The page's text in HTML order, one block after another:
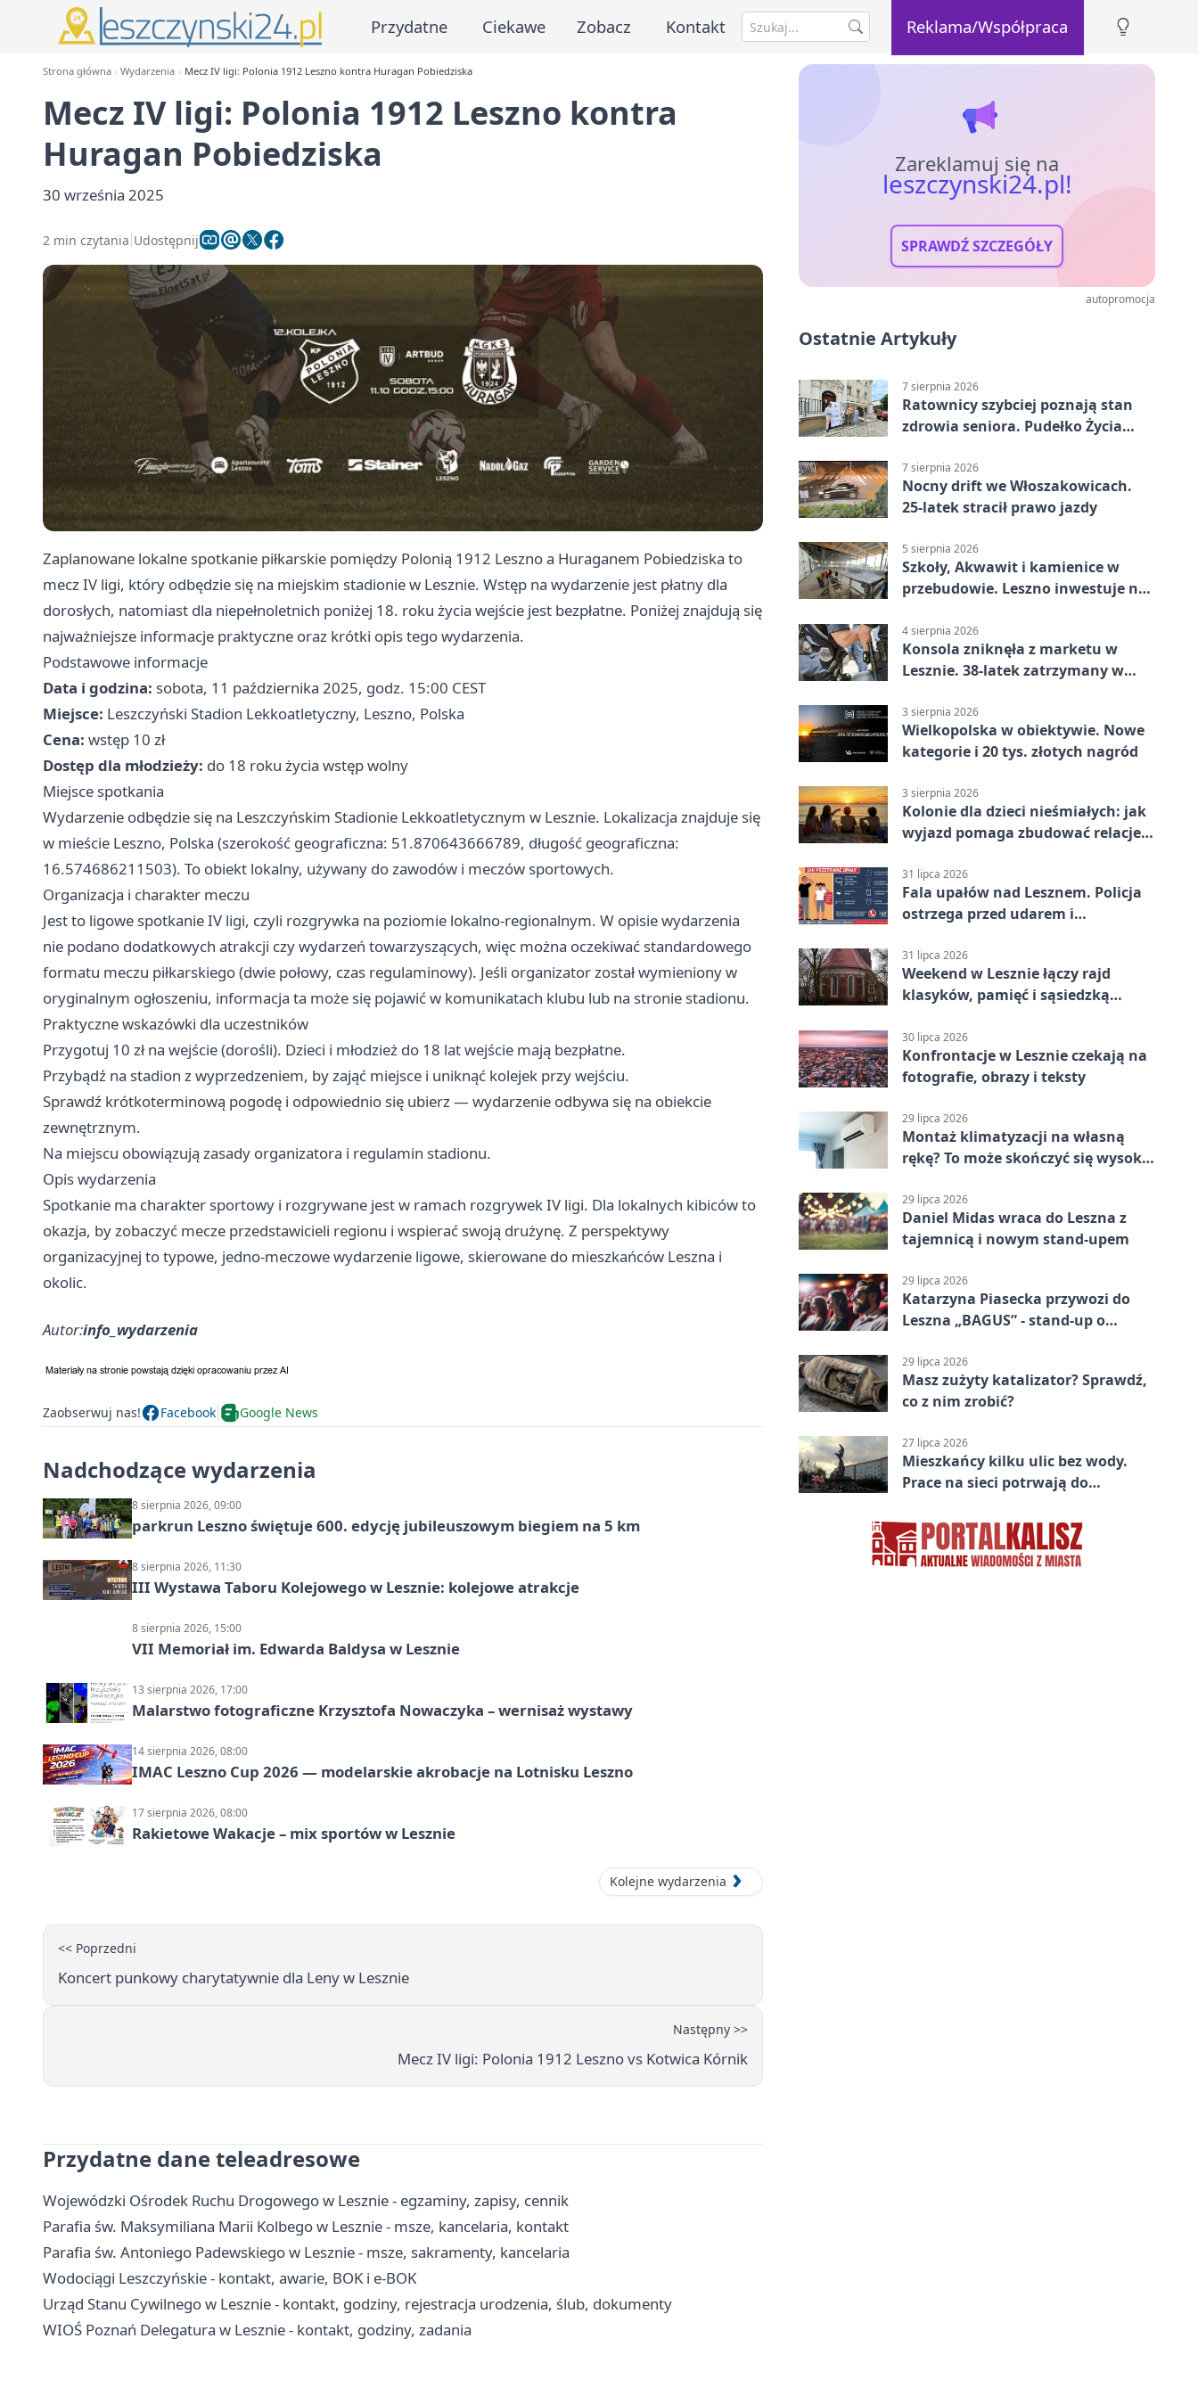
Przydatne Ciekawe Zobacz Kontakt Reklama/Współpraca
Strona główna Wydarzenia Mecz IV ligi: Polonia 1912 Leszno kontra Huragan Pobiedziska
Mecz IV ligi: Polonia 1912 Leszno kontra
Huragan Pobiedziska
30 września 2025
2 min czytania Udostępnij
Zaplanowane lokalne spotkanie piłkarskie pomiędzy Polonią 1912 Leszno a Huraganem Pobiedziska to
mecz IV ligi, który odbędzie się na miejskim stadionie w Lesznie. Wstęp na wydarzenie jest płatny dla
dorosłych, natomiast dla niepełnoletnich poniżej 18. roku życia wejście jest bezpłatne. Poniżej znajdują się
najważniejsze informacje praktyczne oraz krótki opis tego wydarzenia.
Podstawowe informacje
Data i godzina: sobota, 11 października 2025, godz. 15:00 CEST
Miejsce: Leszczyński Stadion Lekkoatletyczny, Leszno, Polska
Cena: wstęp 10 zł
Dostęp dla młodzieży: do 18 roku życia wstęp wolny
Miejsce spotkania
Wydarzenie odbędzie się na Leszczyńskim Stadionie Lekkoatletycznym w Lesznie. Lokalizacja znajduje się
w mieście Leszno, Polska (szerokość geograficzna: 51.870643666789, długość geograficzna:
16.574686211503). To obiekt lokalny, używany do zawodów i meczów sportowych.
Organizacja i charakter meczu
Jest to ligowe spotkanie IV ligi, czyli rozgrywka na poziomie lokalno‑regionalnym. W opisie wydarzenia
nie podano dodatkowych atrakcji czy wydarzeń towarzyszących, więc można oczekiwać standardowego
formatu meczu piłkarskiego (dwie połowy, czas regulaminowy). Jeśli organizator został wymieniony w
oryginalnym ogłoszeniu, informacja ta może się pojawić w komunikatach klubu lub na stronie stadionu.
Praktyczne wskazówki dla uczestników
Przygotuj 10 zł na wejście (dorośli). Dzieci i młodzież do 18 lat wejście mają bezpłatne.
Przybądź na stadion z wyprzedzeniem, by zająć miejsce i uniknąć kolejek przy wejściu.
Sprawdź krótkoterminową pogodę i odpowiednio się ubierz — wydarzenie odbywa się na obiekcie
zewnętrznym.
Na miejscu obowiązują zasady organizatora i regulamin stadionu.
Opis wydarzenia
Spotkanie ma charakter sportowy i rozgrywane jest w ramach rozgrywek IV ligi. Dla lokalnych kibiców to
okazja, by zobaczyć mecze przedstawicieli regionu i wspierać swoją drużynę. Z perspektywy
organizacyjnej to typowe, jedno‑meczowe wydarzenie ligowe, skierowane do mieszkańców Leszna i
okolic.
Autor:info_wydarzenia
Zaobserwuj nas! Facebook Google News
Nadchodzące wydarzenia
8 sierpnia 2026, 09:00
parkrun Leszno świętuje 600. edycję jubileuszowym biegiem na 5 km
8 sierpnia 2026, 11:30
III Wystawa Taboru Kolejowego w Lesznie: kolejowe atrakcje
8 sierpnia 2026, 15:00
VII Memoriał im. Edwarda Baldysa w Lesznie
13 sierpnia 2026, 17:00
Malarstwo fotograficzne Krzysztofa Nowaczyka – wernisaż wystawy
14 sierpnia 2026, 08:00
IMAC Leszno Cup 2026 — modelarskie akrobacje na Lotnisku Leszno
17 sierpnia 2026, 08:00
Rakietowe Wakacje – mix sportów w Lesznie
Kolejne wydarzenia
<< Poprzedni
Koncert punkowy charytatywnie dla Leny w Lesznie
Następny >>
Mecz IV ligi: Polonia 1912 Leszno vs Kotwica Kórnik
Przydatne dane teleadresowe
Wojewódzki Ośrodek Ruchu Drogowego w Lesznie - egzaminy, zapisy, cennik
Parafia św. Maksymiliana Marii Kolbego w Lesznie - msze, kancelaria, kontakt
Parafia św. Antoniego Padewskiego w Lesznie - msze, sakramenty, kancelaria
Wodociągi Leszczyńskie - kontakt, awarie, BOK i e-BOK
Urząd Stanu Cywilnego w Lesznie - kontakt, godziny, rejestracja urodzenia, ślub, dokumenty
WIOŚ Poznań Delegatura w Lesznie - kontakt, godziny, zadania
Zareklamuj się na
leszczynski24.pl!
SPRAWDŹ SZCZEGÓŁY
autopromocja
Ostatnie Artykuły
7 sierpnia 2026
Ratownicy szybciej poznają stan
zdrowia seniora. Pudełko Życia
7 sierpnia 2026
Nocny drift we Włoszakowicach.
25-latek stracił prawo jazdy
5 sierpnia 2026
Szkoły, Akwawit i kamienice w
przebudowie. Leszno inwestuje na
4 sierpnia 2026
Konsola zniknęła z marketu w
Lesznie. 38-latek zatrzymany w
3 sierpnia 2026
Wielkopolska w obiektywie. Nowe
kategorie i 20 tys. złotych nagród
3 sierpnia 2026
Kolonie dla dzieci nieśmiałych: jak
wyjazd pomaga zbudować relacje z
31 lipca 2026
Fala upałów nad Lesznem. Policja
ostrzega przed udarem i
31 lipca 2026
Weekend w Lesznie łączy rajd
klasyków, pamięć i sąsiedzką
30 lipca 2026
Konfrontacje w Lesznie czekają na
fotografie, obrazy i teksty
29 lipca 2026
Montaż klimatyzacji na własną
rękę? To może skończyć się wysoką
29 lipca 2026
Daniel Midas wraca do Leszna z
tajemnicą i nowym stand-upem
29 lipca 2026
Katarzyna Piasecka przywozi do
Leszna „BAGUS” - stand-up o
29 lipca 2026
Masz zużyty katalizator? Sprawdź,
co z nim zrobić?
27 lipca 2026
Mieszkańcy kilku ulic bez wody.
Prace na sieci potrwają do